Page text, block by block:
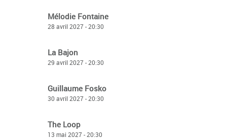
Mélodie Fontaine
28 avril 2027 - 20:30
La Bajon
29 avril 2027 - 20:30
Guillaume Fosko
30 avril 2027 - 20:30
The Loop
13 mai 2027 - 20:30